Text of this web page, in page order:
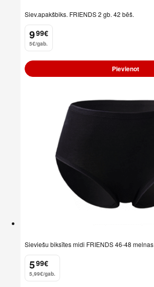
Siev.apakšbiks. FRIENDS 2 gb. 42 bēš.
9
. 99€
5€/gab.
Pievienot
Sieviešu biksītes midi FRIENDS 46-48 melnas
5
. 99€
5,99€/gab.